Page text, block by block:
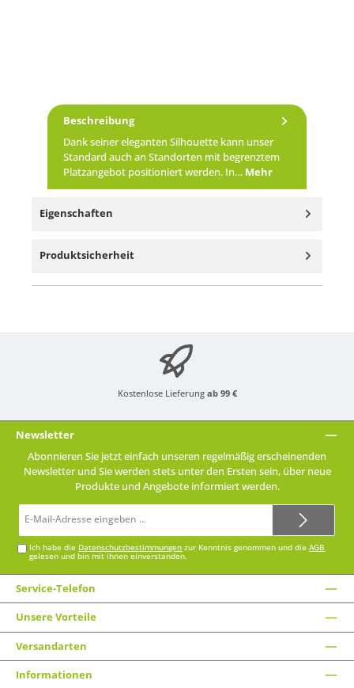
Beschreibung
Dank seiner eleganten Silhouette kann unser
Standard auch an Standorten mit begrenztem
Platzangebot positioniert werden. In… Mehr
Eigenschaften
Produktsicherheit
Kostenlose Lieferung ab 99 €
Newsletter
Abonnieren Sie jetzt einfach unseren regelmäßig erscheinenden
Newsletter und Sie werden stets unter den Ersten sein, über neue
Produkte und Angebote informiert werden.
Mail-
Ich habe die Datenschutzbestimmungen zur Kenntnis genommen und dieAGB
gelesen und bin mit ihnen einverstanden.
Service-Telefon
Unsere Vorteile
Versandarten
Informationen